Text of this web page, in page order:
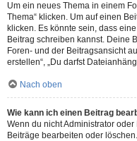
Um ein neues Thema in einem
Thema“ klicken. Um auf einen
klicken. Es könnte sein, dass
Beitrag schreiben kannst. Deine
Foren- und der Beitragsansicht
erstellen“, „Du darfst
Nach oben
Wie kann ich einen Beitrag
Wenn du nicht Administrator
Beiträge bearbeiten oder